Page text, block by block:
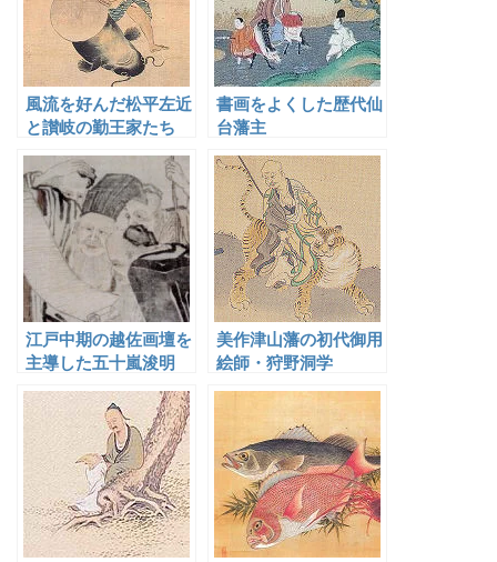
風流を好んだ松平左近
と讃岐の勤王家たち
書画をよくした歴代仙
台藩主
江戸中期の越佐画壇を
主導した五十嵐浚明
美作津山藩の初代御用
絵師・狩野洞学